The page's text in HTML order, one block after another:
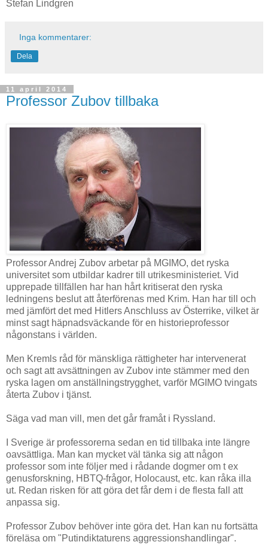
Stefan Lindgren
Inga kommentarer:
Dela
11 april 2014
Professor Zubov tillbaka
Professor Andrej Zubov arbetar på MGIMO, det ryska
universitet som utbildar kadrer till utrikesministeriet. Vid
upprepade tillfällen har han hårt kritiserat den ryska
ledningens beslut att återförenas med Krim. Han har till och
med jämfört det med Hitlers Anschluss av Österrike, vilket är
minst sagt häpnadsväckande för en historieprofessor
någonstans i världen.
Men Kremls råd för mänskliga rättigheter har intervenerat
och sagt att avsättningen av Zubov inte stämmer med den
ryska lagen om anställningstrygghet, varför MGIMO tvingats
återta Zubov i tjänst.
Säga vad man vill, men det går framåt i Ryssland.
I Sverige är professorerna sedan en tid tillbaka inte längre
oavsättliga. Man kan mycket väl tänka sig att någon
professor som inte följer med i rådande dogmer om t ex
genusforskning, HBTQ-frågor, Holocaust, etc. kan råka illa
ut. Redan risken för att göra det får dem i de flesta fall att
anpassa sig.
Professor Zubov behöver inte göra det. Han kan nu fortsätta
föreläsa om "Putindiktaturens aggressionshandlingar".